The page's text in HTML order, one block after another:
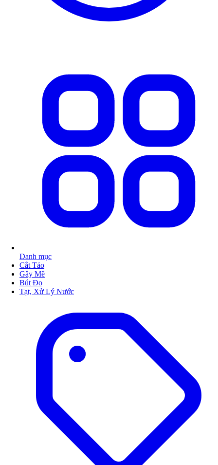
Danh mục
Cắt Tảo
Gây Mê
Bút Đo
Tạt, Xử Lý Nước